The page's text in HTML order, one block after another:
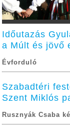
Időutazás
a Múlt és jövő
Évforduló
Szabadtéri
Szent Miklós
Rusznyák Csaba